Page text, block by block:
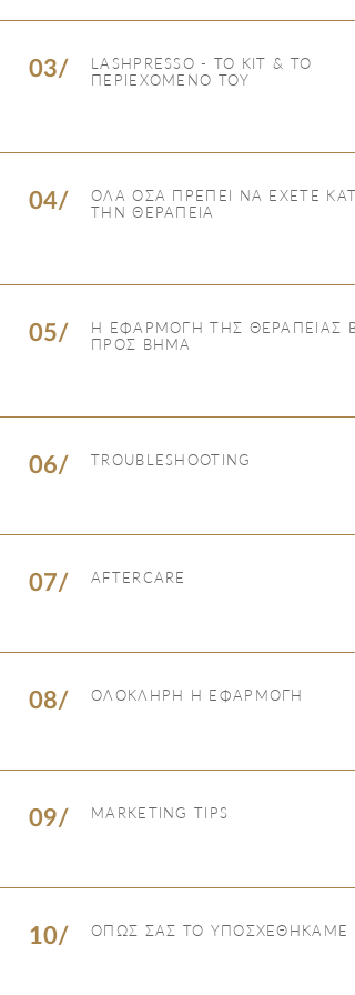
03/
LASHPRESSO - ΤΟ ΚΙΤ & ΤΟ
ΠΕΡΙΕΧΟΜΕΝΟ ΤΟΥ
04/
ΟΛΑ ΟΣΑ ΠΡΕΠΕΙ ΝΑ ΕΧΕΤΕ
ΤΗΝ ΘΕΡΑΠΕΙΑ
05/
Η ΕΦΑΡΜΟΓΗ ΤΗΣ ΘΕΡΑΠΕΙΑΣ
ΠΡΟΣ ΒΗΜΑ
06/ TROUBLESHOOTING
07/ AFTERCARE
08/ ΟΛΟΚΛΗΡΗ Η ΕΦΑΡΜΟΓΗ
09/ MARKETING TIPS
10/ ΟΠΩΣ ΣΑΣ ΤΟ ΥΠΟΣΧΕΘΗΚΑΜΕ